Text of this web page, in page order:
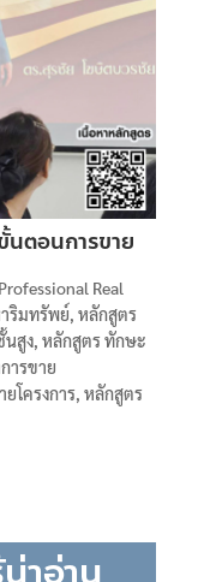
ตอนการขาย
Real
ริมทรัพย์, หลักสูตร
นสูง, หลักสูตร ทักษะ
ารขาย
โครงการ, หลักสูตร